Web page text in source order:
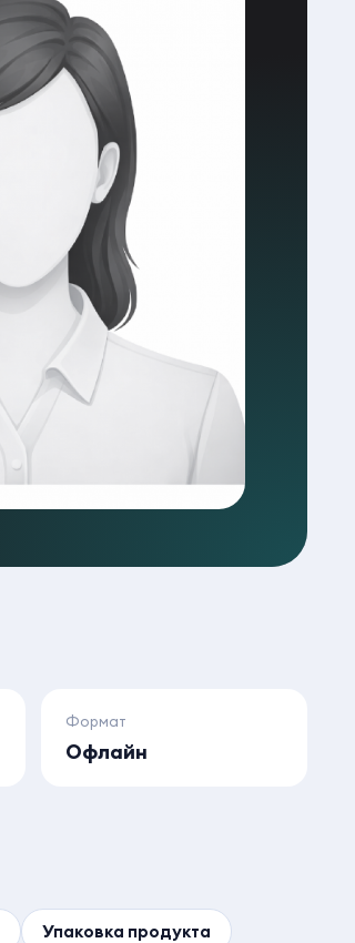
Формат
Офлайн
Упаковка продукта